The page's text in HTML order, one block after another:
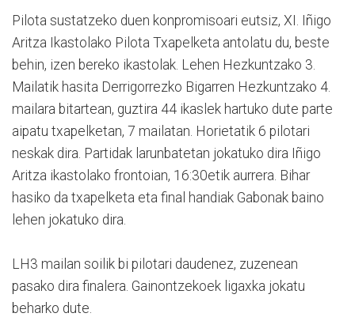
Pilota sustatzeko duen konpromisoari eutsiz, XI. Iñigo
Aritza Ikastolako Pilota Txapelketa antolatu du, beste
behin, izen bereko ikastolak. Lehen Hezkuntzako 3.
Mailatik hasita Derrigorrezko Bigarren Hezkuntzako 4.
mailara bitartean, guztira 44 ikaslek hartuko dute parte
aipatu txapelketan, 7 mailatan. Horietatik 6 pilotari
neskak dira. Partidak larunbatetan jokatuko dira Iñigo
Aritza ikastolako frontoian, 16:30etik aurrera. Bihar
hasiko da txapelketa eta final handiak Gabonak baino
lehen jokatuko dira.
LH3 mailan soilik bi pilotari daudenez, zuzenean
pasako dira finalera. Gainontzekoek ligaxka jokatu
beharko dute.